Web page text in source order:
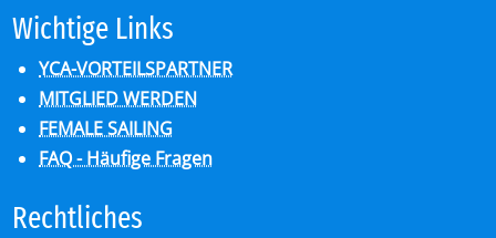
Wich­ti­ge Links
YCA-VORTEILSPARTNER
MITGLIED WERDEN
FEMALE SAILING
FAQ - Häufige Fragen
Recht­li­ches